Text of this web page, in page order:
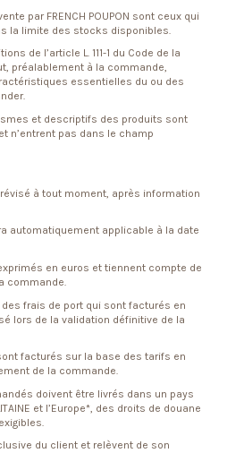
par FRENCH POUPON sont ceux qui
la limite des stocks disponibles.
de l’article L. 111-1 du Code de la
préalablement à la commande,
essentielles du ou des
et descriptifs des produits sont
n’entrent pas dans le champ
révisé à tout moment, après information
automatiquement applicable à la date
en euros et tiennent compte de
commande.
frais de port qui sont facturés en
lors de la validation définitive de la
facturés sur la base des tarifs en
de la commande.
doivent être livrés dans un pays
et l’Europe*, des droits de douane
du client et relèvent de son